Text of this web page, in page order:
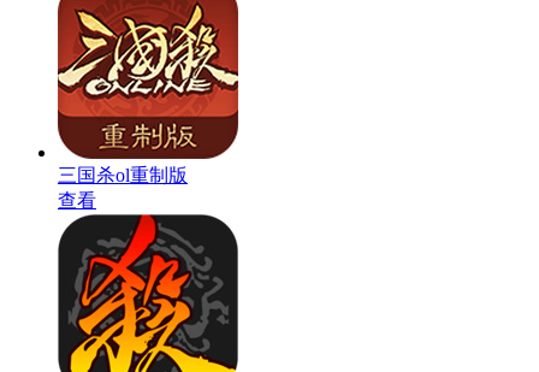
三国杀ol重制版
查看